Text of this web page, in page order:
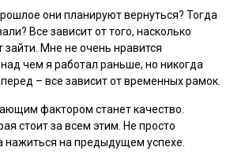
они планируют вернуться? Тогда
Все зависит от того, насколько
Мне не очень нравится
чем я работал раньше, но никогда
– все зависит от временных рамок.
фактором станет качество.
стоит за всем этим. Не просто
нажиться на предыдущем успехе.